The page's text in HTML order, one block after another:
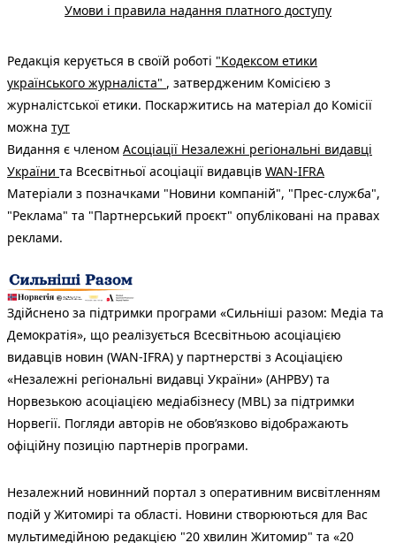
Умови і правила надання платного доступу
Редакція керується в своїй роботі "Кодексом етики
українського журналіста" , затвердженим Комісією з
журналістської етики. Поскаржитись на матеріал до Комісії
можна тут
Видання є членом Асоціації Незалежні регіональні видавці
України та Всесвітньої асоціації видавців WAN-IFRA
Матеріали з позначками "Новини компаній", "Прес-служба",
"Реклама" та "Партнерський проєкт" опубліковані на правах
реклами.
Здійснено за підтримки програми «Сильніші разом: Медіа та
Демократія», що реалізується Всесвітньою асоціацією
видавців новин (WAN-IFRA) у партнерстві з Асоціацією
«Незалежні регіональні видавці України» (АНРВУ) та
Норвезькою асоціацією медіабізнесу (MBL) за підтримки
Норвегії. Погляди авторів не обов’язково відображають
офіційну позицію партнерів програми.
Незалежний новинний портал з оперативним висвітленням
подій у Житомирі та області. Новини створюються для Вас
мультимедійною редакцією "20 хвилин Житомир" та «20